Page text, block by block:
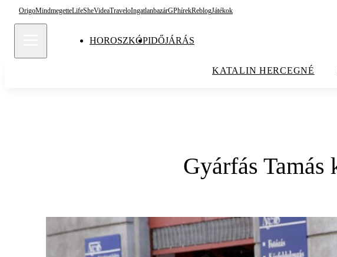
OrigoMindmegetteLifeSheVideaTraveloIngatlanbazárGPhírekReblogJátékok
HOROSZKÓPIDŐJÁRÁS
KATALIN HERCEGNÉ
Gyárfás